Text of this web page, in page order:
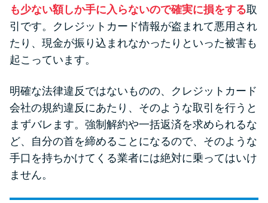
も少ない額しか手に入らないので確実に損をする取
引です。クレジットカード情報が盗まれて悪用され
たり、現金が振り込まれなかったりといった被害も
起こっています。
明確な法律違反ではないものの、クレジットカード
会社の規約違反にあたり、そのような取引を行うと
まずバレます。強制解約や一括返済を求められるな
ど、自分の首を締めることになるので、そのような
手口を持ちかけてくる業者には絶対に乗ってはいけ
ません。